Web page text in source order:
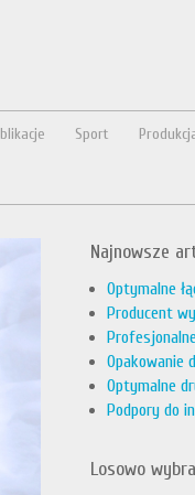
Sport
Najnowsze
Optymalne
Producent
Opakowanie
Optymalne
Podpory do
Losowo